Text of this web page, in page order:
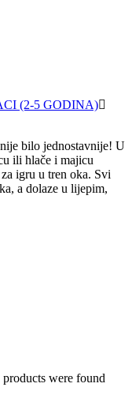
(2-5 GODINA)
bilo jednostavnije! U
ili hlače i majicu
igru u tren oka. Svi
a dolaze u lijepim,
were found